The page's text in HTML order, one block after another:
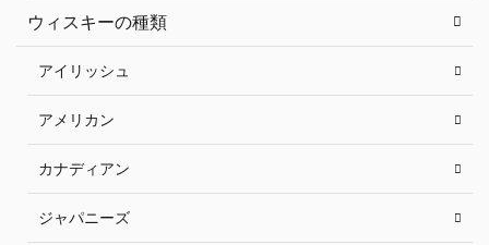
ウィスキーの種類
アイリッシュ
アメリカン
カナディアン
ジャパニーズ